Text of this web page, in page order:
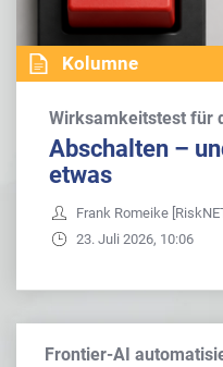
Kolumne
Wirksamkeitstest für
Abschalten –
etwas
Frank Romeike
23. Juli 2026, 10:06
Frontier-AI